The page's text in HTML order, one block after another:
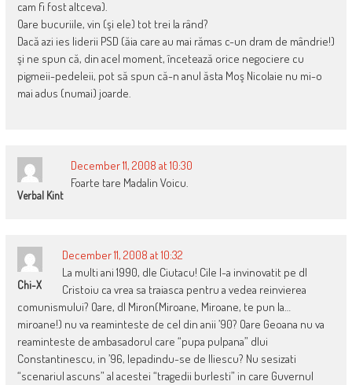
cam fi fost altceva).
Oare bucuriile, vin (şi ele) tot trei la rând?
Dacă azi ies liderii PSD (ăia care au mai rămas c-un dram de mândrie!)
şi ne spun că, din acel moment, încetează orice negociere cu
pigmeii-pedeleii, pot să spun că-n anul ăsta Moş Nicolaie nu mi-o
mai adus (numai) joarde.
Verbal Kint
December 11, 2008 at 10:30
Foarte tare Madalin Voicu.
Chi-X
December 11, 2008 at 10:32
La multi ani 1990, dle Ciutacu! Cile l-a invinovatit pe dl
Cristoiu ca vrea sa traiasca pentru a vedea reinvierea
comunismului? Oare, dl Miron(Miroane, Miroane, te pun la…
miroane!) nu va reaminteste de cel din anii ’90? Oare Geoana nu va
reaminteste de ambasadorul care “pupa pulpana” dlui
Constantinescu, in ’96, lepadindu-se de Iliescu? Nu sesizati
“scenariul ascuns” al acestei “tragedii burlesti” in care Guvernul